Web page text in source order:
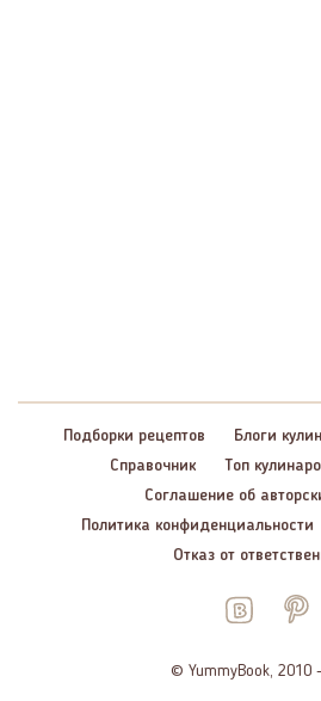
Подборки рецептов Блоги
Справочник
Топ
Соглашение об
Политика конфиденциальности
Отказ от
© YummyBook, 2010